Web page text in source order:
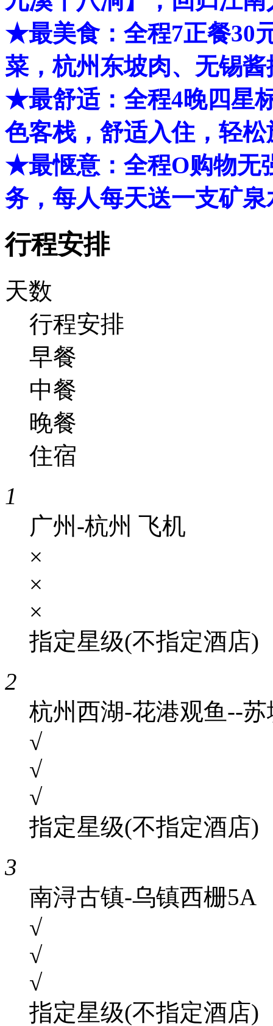
★最美食：全程7正餐30
菜，杭州东坡肉、无锡
★最舒适：全程4晚四星
色客栈，舒适入住，轻松
★最惬意：全程O购物无
务，每人每天送一支矿
行程安排
天数
行程安排
早餐
中餐
晚餐
住宿
1
广州-杭州 飞机
×
×
×
指定星级(不指定酒店)
2
杭州西湖-花港观鱼--苏
√
√
√
指定星级(不指定酒店)
3
南浔古镇-乌镇西栅5A
√
√
√
指定星级(不指定酒店)